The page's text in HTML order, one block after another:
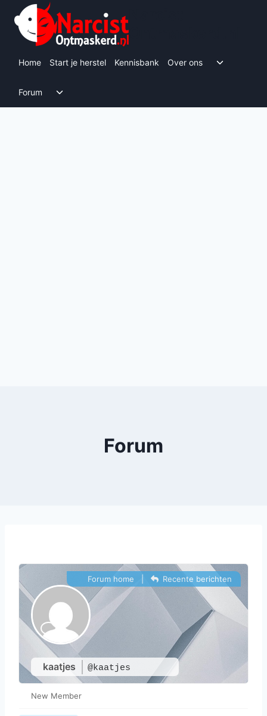
Doorgaan
naar
inhoud
Home Start je herstel Kennisbank Over ons Toggle
Forum Toggle submenu
Forum
kaatjes @kaatjes
Forum home Recente berichten
New Member